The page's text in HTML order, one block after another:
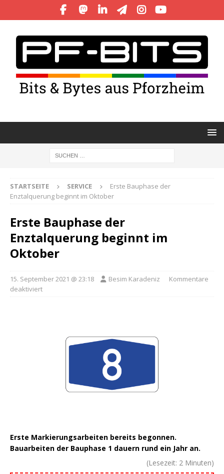
STARTSEITE SERVICE
Erste Bauphase der
Enztalquerung beginnt im Oktober
Erste Bauphase der
Enztalquerung beginnt im
Oktober
15. September 2021 @ 23:18 Besim Karadeniz
Kommentare
deaktiviert
Erste Markierungsarbeiten bereits begonnen.
Bauarbeiten der Bauphase 1 dauern rund ein Jahr an.
(Lesezeit: 2 Minuten)